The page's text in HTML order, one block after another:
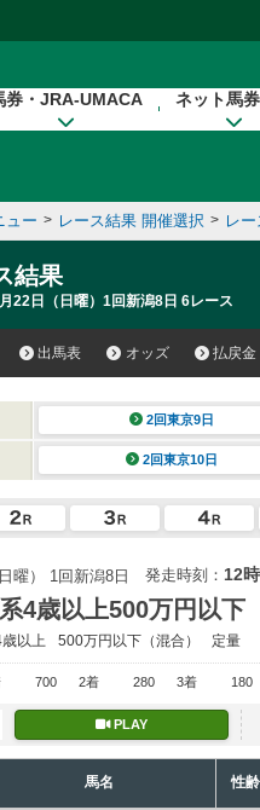
券・JRA-UMACA ネット馬
ュー > レース結果 開催選択 > レ
結果
22日（日曜）1回新潟8日 6レース
出馬表 オッズ 払戻金
2回東京9日
2回東京10日
曜） 1回新潟8日 発走時刻： 12
4歳以上500万円以下
以上 500万円以下 （混合） 定量
700 2着 280 3着 180
PLAY
馬名 性齢